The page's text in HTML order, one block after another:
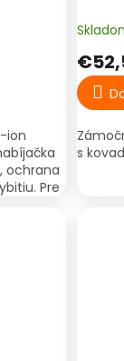
ion
ochrana
Pre
s